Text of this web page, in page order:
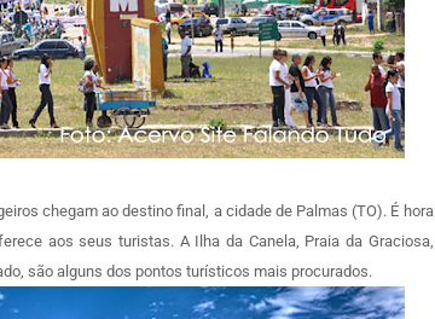
chegam ao destino final, a cidade de Palmas (TO). É hora
aos seus turistas. A Ilha da Canela, Praia da Graciosa,
são alguns dos pontos turísticos mais procurados.